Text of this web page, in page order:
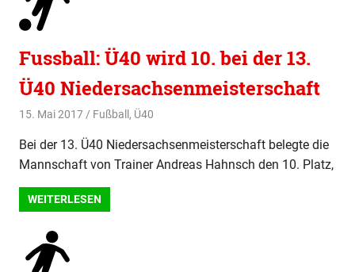
Fussball: Ü40 wird 10. bei der 13.
Ü40 Niedersachsenmeisterschaft
15. Mai 2017 svladmin
Fußball , Ü40
Bei der 13. Ü40 Niedersachsenmeisterschaft belegte die
Mannschaft von Trainer Andreas Hahnsch den 10. Platz,
WEITERLESEN